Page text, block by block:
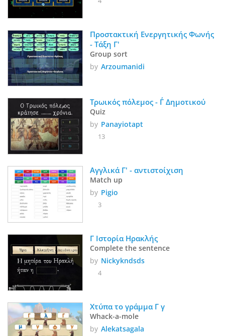
Προστακτική Ενεργητικής Φωνής
- Τάξη Γ'
Group sort
by Arzoumanidi
Τρωικός πόλεμος - Γ΄ Δημοτικού
Quiz
by Panayiotapt
13
Αγγλικά Γ' - αντιστοίχιση
Match up
by Pigio
3
Γ Ιστορία Ηρακλής
Complete the sentence
by Nickykndsds
4
Χτύπα το γράμμα Γ γ
Whack-a-mole
by Alekatsagala